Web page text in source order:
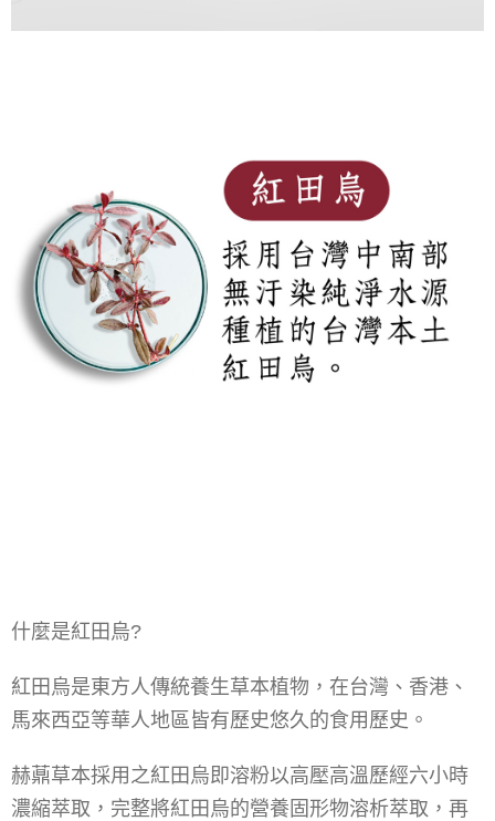
什麼是紅田烏?
紅田烏是東方人傳統養生草本植物，在台灣、香港、
馬來西亞等華人地區皆有歷史悠久的食用歷史。
赫薡草本採用之紅田烏即溶粉以高壓高溫歷經六小時
濃縮萃取，完整將紅田烏的營養固形物溶析萃取，再